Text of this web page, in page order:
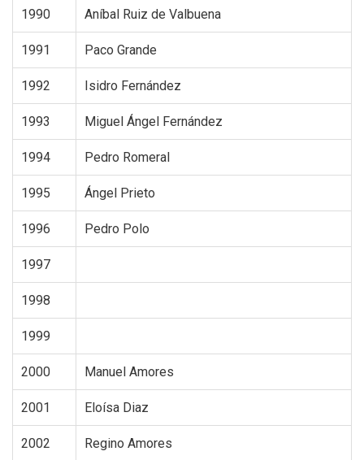
1990 Aníbal Ruiz de Valbuena
1991 Paco Grande
1992 Isidro Fernández
1993 Miguel Ángel Fernández
1994 Pedro Romeral
1995 Ángel Prieto
1996 Pedro Polo
1997
1998
1999
2000 Manuel Amores
2001 Eloísa Diaz
2002 Regino Amores